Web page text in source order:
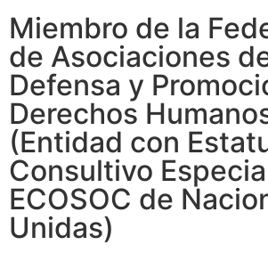
Miembro de la
de Asociaciones
Defensa y
Derechos
(Entidad con
Consultivo
ECOSOC de
Unidas)